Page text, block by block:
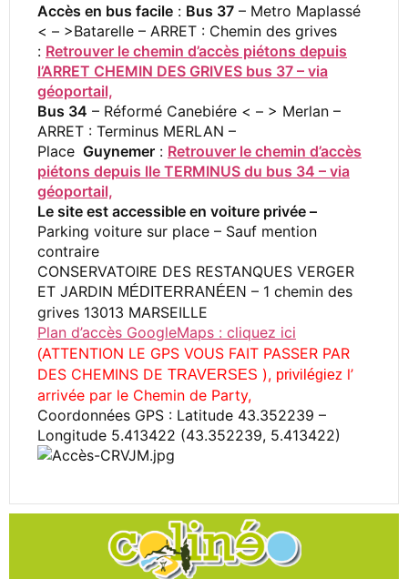
Accès en bus facile : Bus 37 – Metro Maplassé
< – >Batarelle – ARRET : Chemin des grives
: Retrouver le chemin d’accès piétons depuis
l’ARRET CHEMIN DES GRIVES bus 37 – via
géoportail,
Bus 34 – Réformé Canebiére < – > Merlan –
ARRET : Terminus MERLAN –
Place Guynemer : Retrouver le chemin d’accès
piétons depuis lle TERMINUS du bus 34 – via
géoportail,
Le site est accessible en voiture privée –
Parking voiture sur place – Sauf mention
contraire
CONSERVATOIRE DES RESTANQUES VERGER
ET JARDIN MÉDITERRANÉEN – 1 chemin des
grives 13013 MARSEILLE
Plan d’accès GoogleMaps : cliquez ici
(ATTENTION LE GPS VOUS FAIT PASSER PAR
DES CHEMINS DE TRAVERSES ), privilégiez l’
arrivée par le Chemin de Party,
Coordonnées GPS : Latitude 43.352239 –
Longitude 5.413422 (43.352239, 5.413422)